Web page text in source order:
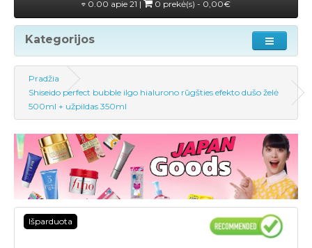
0.00 apie 21 | 0 prekė(s) - 0,00€
Kategorijos
Pradžia
Shiseido perfect bubble ilgo hialurono rūgšties efekto dušo želė
500ml + užpildas 350ml
Išparduota